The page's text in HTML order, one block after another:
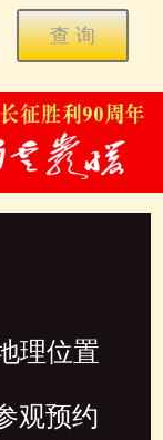
理位置
观预约